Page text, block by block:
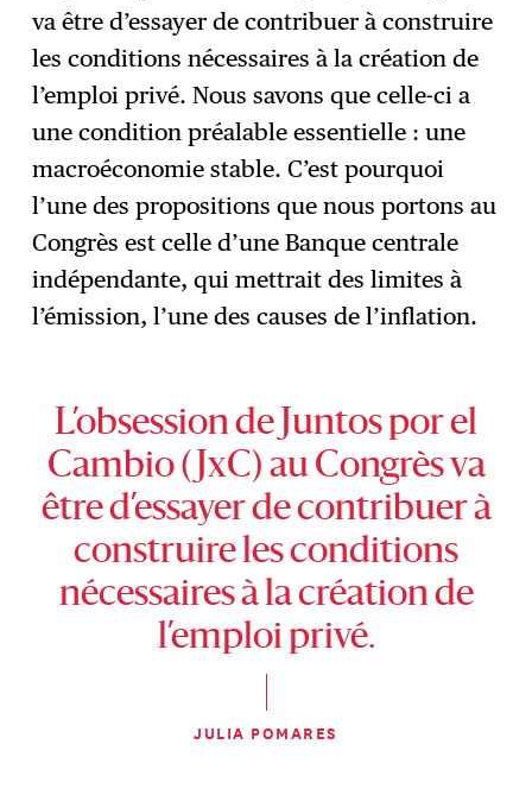
va être d’essayer de contribuer à construire
les conditions nécessaires à la création de
l’emploi privé. Nous savons que celle-ci a
une condition préalable essentielle : une
macroéconomie stable. C’est pourquoi
l’une des propositions que nous portons au
Congrès est celle d’une Banque centrale
indépendante, qui mettrait des limites à
l’émission, l’une des causes de l’inflation.
L’obsession de Juntos por el
Cambio (JxC) au Congrès va
être d’essayer de contribuer à
construire les conditions
nécessaires à la création de
l’emploi privé.
JULIA POMARES